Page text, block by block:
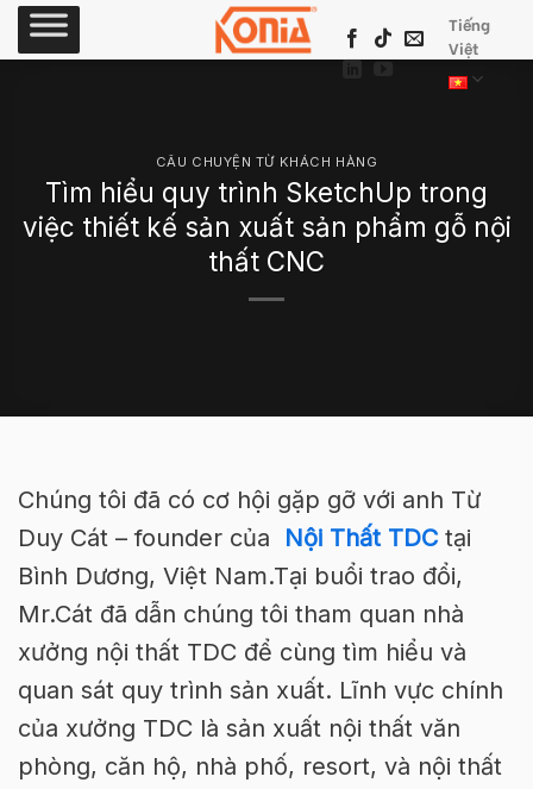
Skip
Tiếng
Việt
CÂU CHUYỆN TỪ KHÁCH HÀNG
Tìm hiểu quy trình SketchUp trong
việc thiết kế sản xuất sản phẩm gỗ nội
thất CNC
Chúng tôi đã có cơ hội gặp gỡ với anh Từ
Duy Cát – founder của
Nội Thất TDC tại
Bình Dương, Việt Nam.Tại buổi trao đổi,
Mr.Cát đã dẫn chúng tôi tham quan nhà
xưởng nội thất TDC để cùng tìm hiểu và
quan sát quy trình sản xuất. Lĩnh vực chính
của xưởng TDC là sản xuất nội thất văn
phòng, căn hộ, nhà phố, resort, và nội thất